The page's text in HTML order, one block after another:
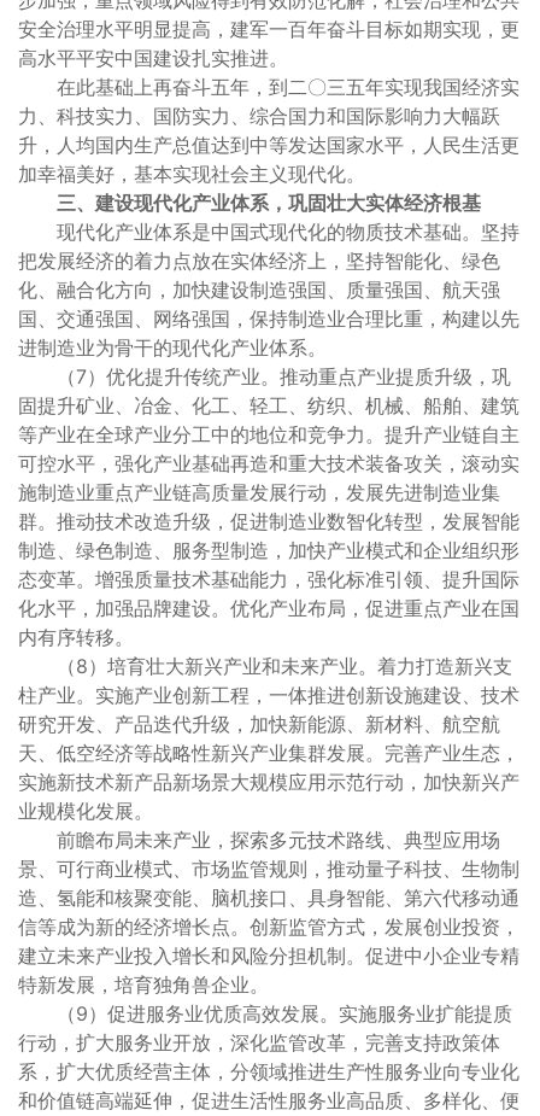
安全治理水平明显提高，建军一百年奋斗目标如期实现，更
高水平平安中国建设扎实推进。
在此基础上再奋斗五年，到二〇三五年实现我国经济实
力、科技实力、国防实力、综合国力和国际影响力大幅跃
升，人均国内生产总值达到中等发达国家水平，人民生活更
加幸福美好，基本实现社会主义现代化。
三、建设现代化产业体系，巩固壮大实体经济根基
现代化产业体系是中国式现代化的物质技术基础。坚持
把发展经济的着力点放在实体经济上，坚持智能化、绿色
化、融合化方向，加快建设制造强国、质量强国、航天强
国、交通强国、网络强国，保持制造业合理比重，构建以先
进制造业为骨干的现代化产业体系。
（7）优化提升传统产业。推动重点产业提质升级，巩
固提升矿业、冶金、化工、轻工、纺织、机械、船舶、建筑
等产业在全球产业分工中的地位和竞争力。提升产业链自主
可控水平，强化产业基础再造和重大技术装备攻关，滚动实
施制造业重点产业链高质量发展行动，发展先进制造业集
群。推动技术改造升级，促进制造业数智化转型，发展智能
制造、绿色制造、服务型制造，加快产业模式和企业组织形
态变革。增强质量技术基础能力，强化标准引领、提升国际
化水平，加强品牌建设。优化产业布局，促进重点产业在国
内有序转移。
（8）培育壮大新兴产业和未来产业。着力打造新兴支
柱产业。实施产业创新工程，一体推进创新设施建设、技术
研究开发、产品迭代升级，加快新能源、新材料、航空航
天、低空经济等战略性新兴产业集群发展。完善产业生态，
实施新技术新产品新场景大规模应用示范行动，加快新兴产
业规模化发展。
前瞻布局未来产业，探索多元技术路线、典型应用场
景、可行商业模式、市场监管规则，推动量子科技、生物制
造、氢能和核聚变能、脑机接口、具身智能、第六代移动通
信等成为新的经济增长点。创新监管方式，发展创业投资，
建立未来产业投入增长和风险分担机制。促进中小企业专精
特新发展，培育独角兽企业。
（9）促进服务业优质高效发展。实施服务业扩能提质
行动，扩大服务业开放，深化监管改革，完善支持政策体
系，扩大优质经营主体，分领域推进生产性服务业向专业化
和价值链高端延伸，促进生活性服务业高品质、多样化、便